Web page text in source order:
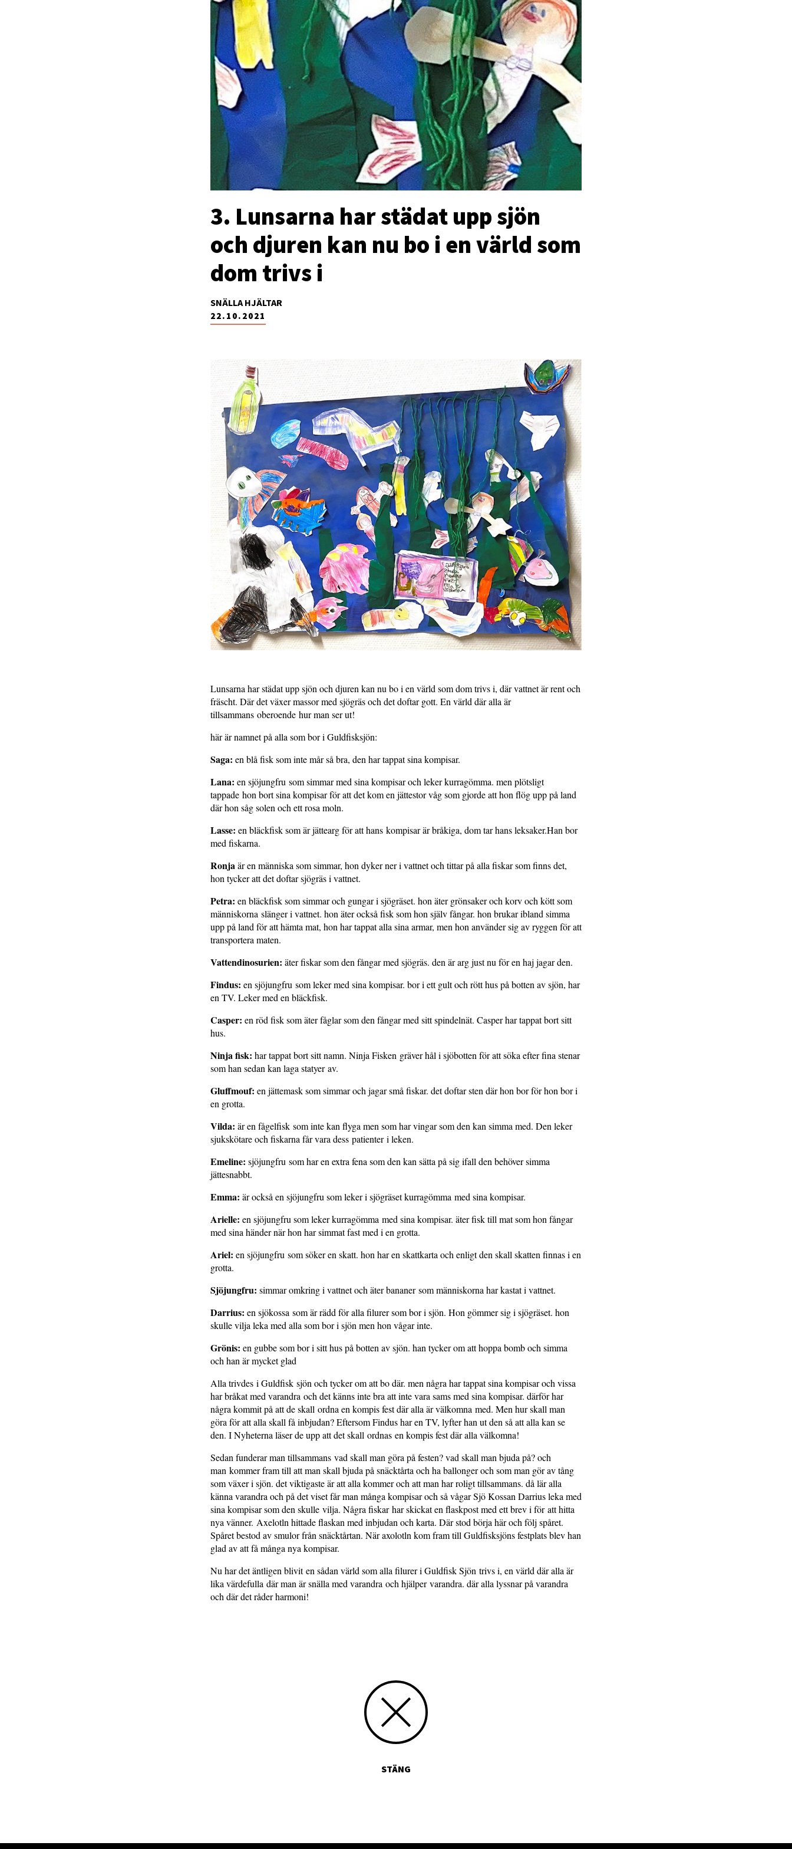
SNÄLLA HJÄLTAR
3. Lunsarna har städat upp sjön
och djuren kan nu bo i en värld som
dom trivs i
22.10.2021
Lunsarna har städat upp sjön och djuren kan nu bo i en värld som dom trivs i, där vattnet är rent och
fräscht. Där det växer massor med sjögräs och det doftar gott. En värld där alla är
tillsammans oberoende hur man ser ut!
här är namnet på alla som bor i Guldfisksjön:
Saga: en blå fisk som inte mår så bra, den har tappat sina kompisar.
Lana: en sjöjungfru som simmar med sina kompisar och leker kurragömma. men plötsligt
tappade hon bort sina kompisar för att det kom en jättestor våg som gjorde att hon flög upp på land
där hon såg solen och ett rosa moln.
Lasse: en bläckfisk som är jättearg för att hans kompisar är bråkiga, dom tar hans leksaker.Han bor
med fiskarna.
Ronjaär en människa som simmar, hon dyker ner i vattnet och tittar på alla fiskar som finns det,
hon tycker att det doftar sjögräs i vattnet.
Petra: en bläckfisk som simmar och gungar i sjögräset. hon äter grönsaker och korv och kött som
människorna slänger i vattnet. hon äter också fisk som hon själv fångar. hon brukar ibland simma
upp på land för att hämta mat, hon har tappat alla sina armar, men hon använder sig av ryggen för att
transportera maten.
Vattendinosurien: äter fiskar som den fångar med sjögräs. den är arg just nu för en haj jagar den.
Findus: en sjöjungfru som leker med sina kompisar. bor i ett gult och rött hus på botten av sjön, har
en TV. Leker med en bläckfisk.
Casper: en röd fisk som äter fåglar som den fångar med sitt spindelnät. Casper har tappat bort sitt
hus.
Ninja fisk: har tappat bort sitt namn. Ninja Fisken gräver hål i sjöbotten för att söka efter fina stenar
som han sedan kan laga statyer av.
Gluffmouf: en jättemask som simmar och jagar små fiskar. det doftar sten där hon bor för hon bor i
en grotta.
Vilda: är en fågelfisk som inte kan flyga men som har vingar som den kan simma med. Den leker
sjukskötare och fiskarna får vara dess patienter i leken.
Emeline: sjöjungfru som har en extra fena som den kan sätta på sig ifall den behöver simma
jättesnabbt.
Emma: är också en sjöjungfru som leker i sjögräset kurragömma med sina kompisar.
Arielle: en sjöjungfru som leker kurragömma med sina kompisar. äter fisk till mat som hon fångar
med sina händer när hon har simmat fast med i en grotta.
Ariel: en sjöjungfru som söker en skatt. hon har en skattkarta och enligt den skall skatten finnas i en
grotta.
Sjöjungfru: simmar omkring i vattnet och äter bananer som människorna har kastat i vattnet.
Darrius: en sjökossa som är rädd för alla filurer som bor i sjön. Hon gömmer sig i sjögräset. hon
skulle vilja leka med alla som bor i sjön men hon vågar inte.
Grönis: en gubbe som bor i sitt hus på botten av sjön. han tycker om att hoppa bomb och simma
och han är mycket glad
Alla trivdes i Guldfisk sjön och tycker om att bo där. men några har tappat sina kompisar och vissa
har bråkat med varandra och det känns inte bra att inte vara sams med sina kompisar. därför har
några kommit på att de skall ordna en kompis fest där alla är välkomna med. Men hur skall man
göra för att alla skall få inbjudan? Eftersom Findus har en TV, lyfter han ut den så att alla kan se
den. I Nyheterna läser de upp att det skall ordnas en kompis fest där alla välkomna!
Sedan funderar man tillsammans vad skall man göra på festen? vad skall man bjuda på? och
man kommer fram till att man skall bjuda på snäcktårta och ha ballonger och som man gör av tång
som växer i sjön. det viktigaste är att alla kommer och att man har roligt tillsammans. då lär alla
känna varandra och på det viset får man många kompisar och så vågar Sjö Kossan Darrius leka med
sina kompisar som den skulle vilja. Några fiskar har skickat en flaskpost med ett brev i för att hitta
nya vänner. Axelotln hittade flaskan med inbjudan och karta. Där stod börja här och följ spåret.
Spåret bestod av smulor från snäcktårtan. När axolotln kom fram till Guldfisksjöns festplats blev han
glad av att få många nya kompisar.
Nu har det äntligen blivit en sådan värld som alla filurer i Guldfisk Sjön trivs i, en värld där alla är
lika värdefulla där man är snälla med varandra och hjälper varandra. där alla lyssnar på varandra
och där det råder harmoni!
STÄNG